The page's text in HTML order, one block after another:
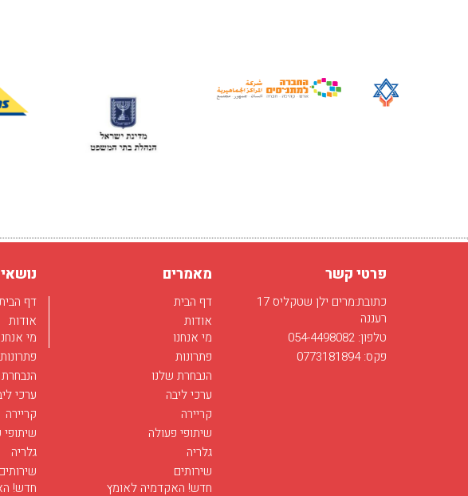
פרטי קשר
כתובת:מרים ילן שטקליס 17
רעננה
טלפון: 054-4498082
פקס: 0773181894
מאמרים
דף הבית
אודות
מי אנחנו
פתרונות
הנבחרת שלנו
ערכי ליבה
קריירה
שיתופי פעולה
גלריה
שירותים
חדש! האקדמיה לאומץ
דף
אודות
מי
פתרונות
ערכי
קריירה
גלריה
שירותים
חדש!